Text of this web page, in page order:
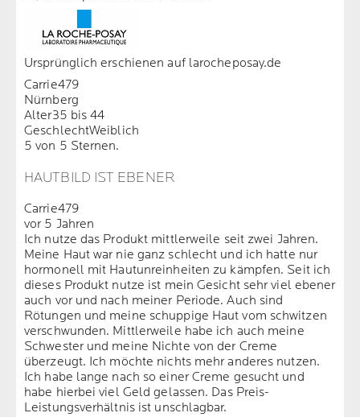
Ursprünglich erschienen auf larocheposay.de
Carrie479
Nürnberg
Alter35 bis 44
GeschlechtWeiblich
5 von 5 Sternen.
HAUTBILD IST EBENER
Carrie479
vor 5 Jahren
Ich nutze das Produkt mittlerweile seit zwei Jahren.
Meine Haut war nie ganz schlecht und ich hatte nur
hormonell mit Hautunreinheiten zu kämpfen. Seit ich
dieses Produkt nutze ist mein Gesicht sehr viel ebener
auch vor und nach meiner Periode. Auch sind
Rötungen und meine schuppige Haut vom schwitzen
verschwunden. Mittlerweile habe ich auch meine
Schwester und meine Nichte von der Creme
überzeugt. Ich möchte nichts mehr anderes nutzen.
Ich habe lange nach so einer Creme gesucht und
habe hierbei viel Geld gelassen. Das Preis-
Leistungsverhältnis ist unschlagbar.